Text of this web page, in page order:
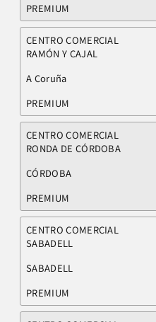
PREMIUM
CENTRO COMERCIAL
RAMÓN Y CAJAL
A Coruña
PREMIUM
CENTRO COMERCIAL
RONDA DE CÓRDOBA
CÓRDOBA
PREMIUM
CENTRO COMERCIAL
SABADELL
SABADELL
PREMIUM